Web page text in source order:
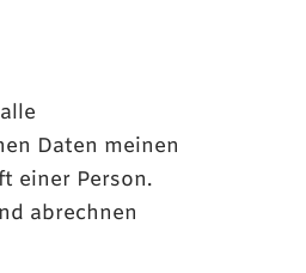
Daten meinen
einer Person.
abrechnen